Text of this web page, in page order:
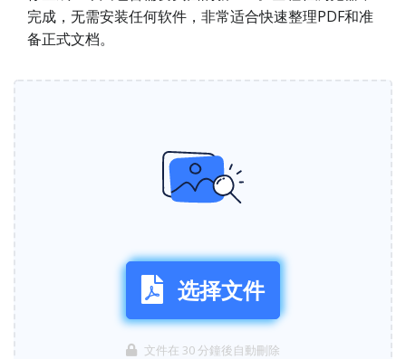
完成，无需安装任何软件，非常适合快速整理PDF和准
备正式文档。
选择文件
文件在 30 分鐘後自動刪除